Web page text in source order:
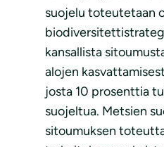
suojelu toteutetaan
kansallista
alojen
josta 10 prosenttia
suojeltua. Metsien
sitoumuksen